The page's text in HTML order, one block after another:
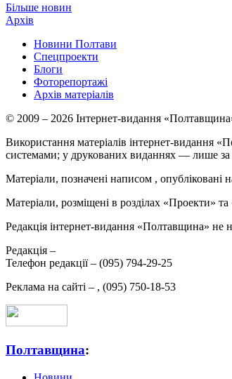
Більше новин
Архів
Новини Полтави
Спецпроекти
Блоги
Фоторепортажі
Архів матеріалів
© 2009 – 2026 Інтернет-видання
Використання матеріалів інтернет-видання
системами; у друкованих виданнях — лише за
Матеріали, позначені написом , опубліковані
Матеріали, розміщені в розділах «Проекти»
Редакція інтернет-видання «Полтавщина» не
Редакція –
Телефон редакції – (095) 794-29-25
Реклама на сайті – , (095) 750-18-53
Полтавщина: